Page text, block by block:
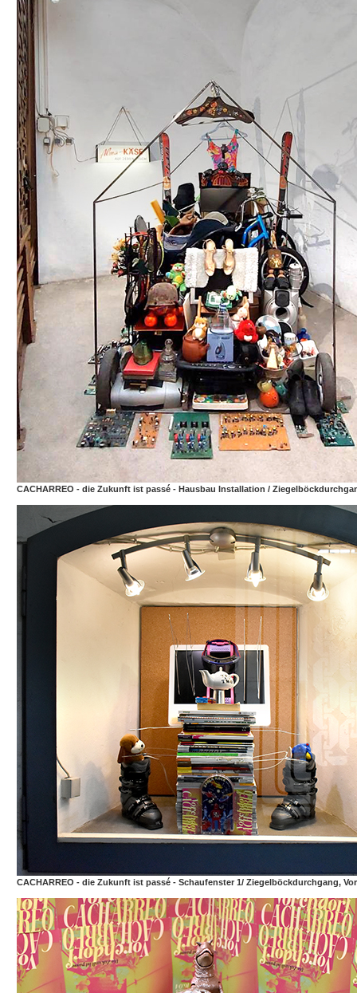
CACHARREO - die Zukunft ist passé - Hausbau Installation /
CACHARREO - die Zukunft ist passé - Schaufenster 1/ Ziegelböckdurchgang,